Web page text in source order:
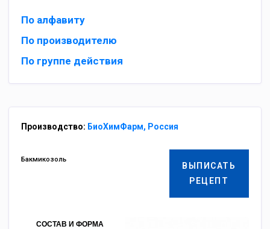
По алфавиту
По производителю
По группе действия
Производство: БиоХимФарм, Россия
ВЫПИСАТЬ
РЕЦЕПТ
Бакмикозоль
СОСТАВ И ФОРМА